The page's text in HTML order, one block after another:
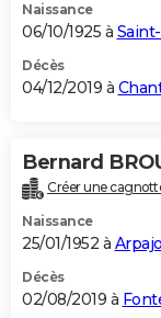
Naissance
06/10/1925 à
Décès
04/12/2019 à
Bernard
Créer une
Naissance
25/01/1952 à
Décès
02/08/2019 à